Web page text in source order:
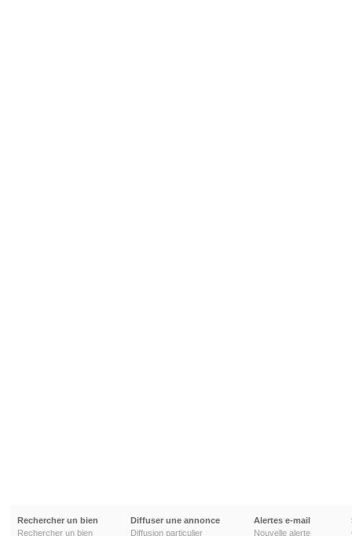
Rechercher un bien
Rechercher un bien
Diffuser une annonce
Diffusion particulier
Alertes e-mail
Nouvelle alerte